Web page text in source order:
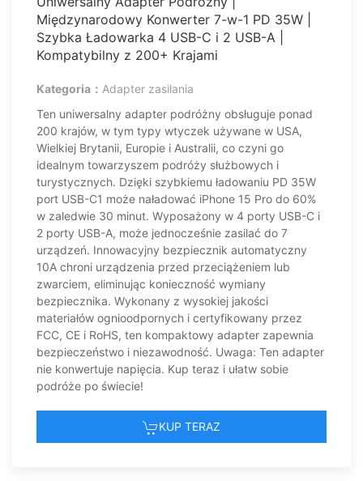
Międzynarodowy Konwerter 7-w-1 PD 35W |
Szybka Ładowarka 4 USB-C i 2 USB-A |
Kompatybilny z 200+ Krajami
Kategoria： Adapter zasilania
Ten uniwersalny adapter podróżny obsługuje ponad
200 krajów, w tym typy wtyczek używane w USA,
Wielkiej Brytanii, Europie i Australii, co czyni go
idealnym towarzyszem podróży służbowych i
turystycznych. Dzięki szybkiemu ładowaniu PD 35W
port USB-C1 może naładować iPhone 15 Pro do 60%
w zaledwie 30 minut. Wyposażony w 4 porty USB-C i
2 porty USB-A, może jednocześnie zasilać do 7
urządzeń. Innowacyjny bezpiecznik automatyczny
10A chroni urządzenia przed przeciążeniem lub
zwarciem, eliminując konieczność wymiany
bezpiecznika. Wykonany z wysokiej jakości
materiałów ognioodpornych i certyfikowany przez
FCC, CE i RoHS, ten kompaktowy adapter zapewnia
bezpieczeństwo i niezawodność. Uwaga: Ten adapter
nie konwertuje napięcia. Kup teraz i ułatw sobie
podróże po świecie!
KUP TERAZ